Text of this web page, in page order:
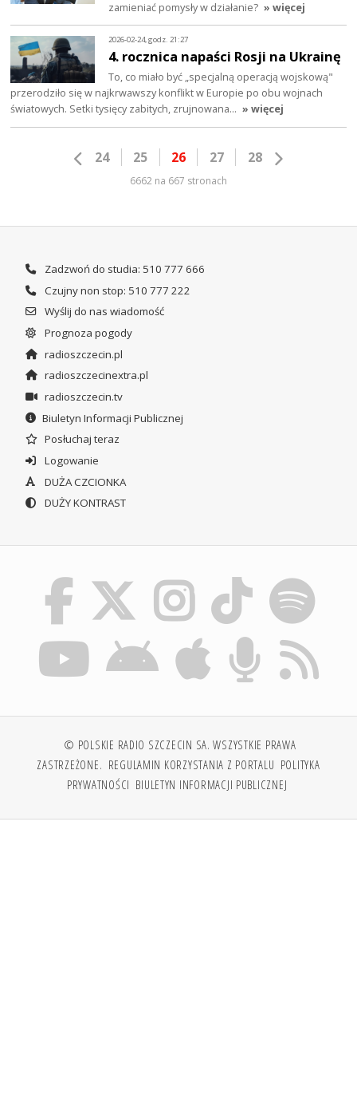
zamieniać pomysły w działanie? » więcej
2026-02-24, godz. 21:27
4. rocznica napaści Rosji na Ukrainę
To, co miało być „specjalną operacją wojskową"
przerodziło się w najkrwawszy konflikt w Europie po obu wojnach
światowych. Setki tysięcy zabitych, zrujnowana… » więcej
24 25 26 27 28
6662 na 667 stronach
Zadzwoń do studia: 510 777 666
Czujny non stop: 510 777 222
Wyślij do nas wiadomość
Prognoza pogody
radioszczecin.pl
radioszczecinextra.pl
radioszczecin.tv
Biuletyn Informacji Publicznej
Posłuchaj teraz
Logowanie
DUŻA CZCIONKA
DUŻY KONTRAST
© POLSKIE RADIO SZCZECIN SA. WSZYSTKIE PRAWA
ZASTRZEŻONE. REGULAMIN KORZYSTANIA Z PORTALU POLITYKA
PRYWATNOŚCI BIULETYN INFORMACJI PUBLICZNEJ